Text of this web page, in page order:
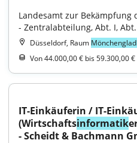
Landesamt zur Bekämpfung
- Zentralabteilung, Abt. I,
Düsseldorf, Raum
Von 44.000,00 € bis 59.300,00 €
IT-Einkäuferin / IT-
(Wirtschaftsinformatik
- Scheidt & Bachmann